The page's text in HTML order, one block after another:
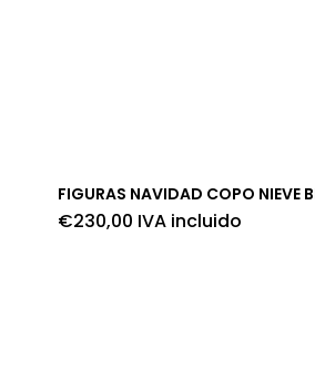
FIGURAS NAVIDAD COPO NIEVE
€230,00 IVA incluido